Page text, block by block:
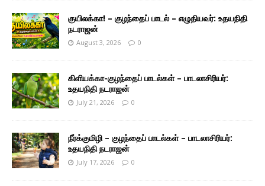
குயிலக்கா! – குழந்தைப் பாடல் – எழுதியவர்: உதயநிதி
நடராஜன்
August 3, 2026 0
கிளியக்கா-குழந்தைப் பாடல்கள் – பாடலாசிரியர்:
உதயநிதி நடராஜன்
July 21, 2026 0
நீர்க்குமிழி – குழந்தைப் பாடல்கள் – பாடலாசிரியர்:
உதயநிதி நடராஜன்
July 17, 2026 0